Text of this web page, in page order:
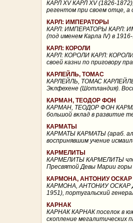
КАРЛ ХV КАРЛ ХV (1826-
регентом при своем отце, а
КАРЛ: ИМПЕРАТОРЫ
КАРЛ: ИМПЕРАТОРЫ КАРЛ:
(под именем Карла IV) в
КАРЛ: КОРОЛИ
КАРЛ: КОРОЛИ КАРЛ: КОРОЛИ
своей казни по приговору
КАРЛЕЙЛЬ, ТОМАС
КАРЛЕЙЛЬ, ТОМАС КАРЛЕЙЛЬ,
Эклфехене (Шотландия).
КАРМАН, ТЕОДОР ФОН
КАРМАН, ТЕОДОР ФОН
большой вклад в развитие
КАРМАТЫ
КАРМАТЫ КАРМАТЫ (араб.
воспринявшим учение
КАРМЕЛИТЫ
КАРМЕЛИТЫ КАРМЕЛИТЫ
Пресвятой Девы Марии горы
КАРМОНА, АНТОНИУ
КАРМОНА, АНТОНИУ ОСКАР
1951), португальский
КАРНАК
КАРНАК КАРНАК поселок в
скопление мегалитических